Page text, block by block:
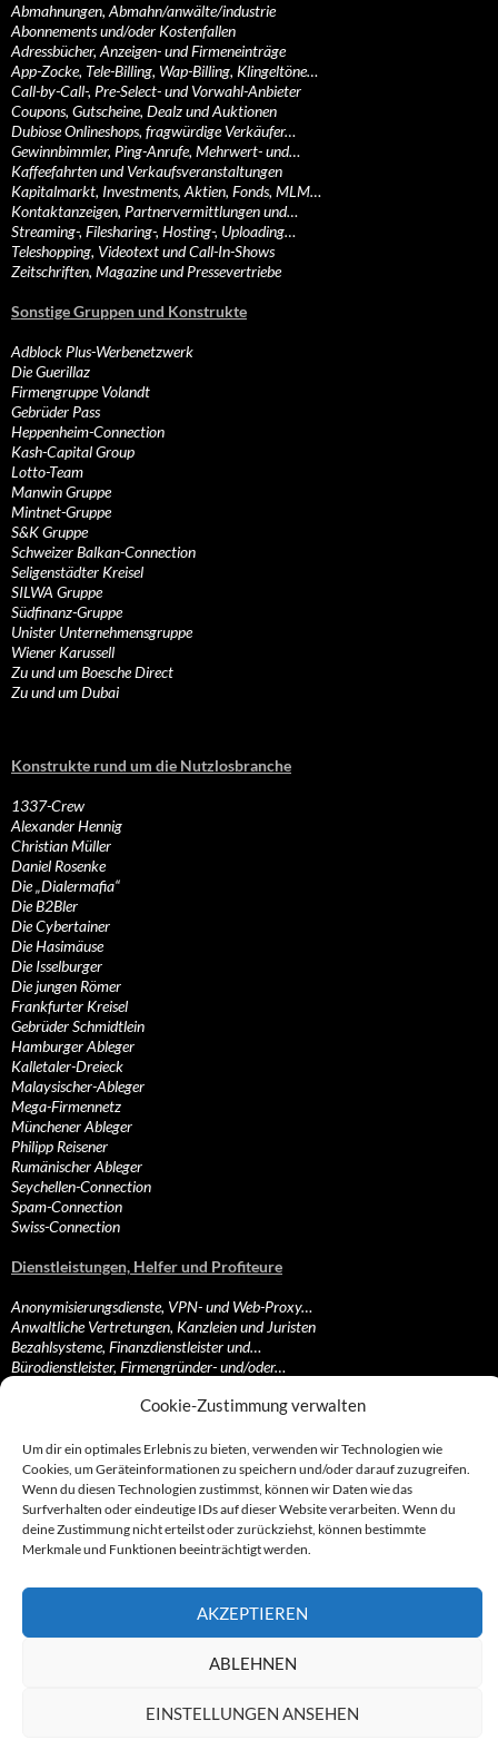
Cookie-Zustimmung verwalten
Um dir ein optimales Erlebnis zu bieten, verwenden wir Technologien wie
Cookies, um Geräteinformationen zu speichern und/oder darauf zuzugreifen.
Wenn du diesen Technologien zustimmst, können wir Daten wie das
Surfverhalten oder eindeutige IDs auf dieser Website verarbeiten. Wenn du
deine Zustimmung nicht erteilst oder zurückziehst, können bestimmte
Merkmale und Funktionen beeinträchtigt werden.
AKZEPTIEREN
ABLEHNEN
EINSTELLUNGEN ANSEHEN
Abmahnungen, Abmahn/anwälte/industrie
Abonnements und/oder Kostenfallen
Adressbücher, Anzeigen- und Firmeneinträge
App-Zocke, Tele-Billing, Wap-Billing, Klingeltöne…
Call-by-Call-, Pre-Select- und Vorwahl-Anbieter
Coupons, Gutscheine, Dealz und Auktionen
Dubiose Onlineshops, fragwürdige Verkäufer…
Gewinnbimmler, Ping-Anrufe, Mehrwert- und…
Kaffeefahrten und Verkaufsveranstaltungen
Kapitalmarkt, Investments, Aktien, Fonds, MLM…
Kontaktanzeigen, Partnervermittlungen und…
Streaming-, Filesharing-, Hosting-, Uploading…
Teleshopping, Videotext und Call-In-Shows
Zeitschriften, Magazine und Pressevertriebe
Sonstige Gruppen und Konstrukte
Adblock Plus-Werbenetzwerk
Die Guerillaz
Firmengruppe Volandt
Gebrüder Pass
Heppenheim-Connection
Kash-Capital Group
Lotto-Team
Manwin Gruppe
Mintnet-Gruppe
S&K Gruppe
Schweizer Balkan-Connection
Seligenstädter Kreisel
SILWA Gruppe
Südfinanz-Gruppe
Unister Unternehmensgruppe
Wiener Karussell
Zu und um Boesche Direct
Zu und um Dubai
Konstrukte rund um die Nutzlosbranche
1337-Crew
Alexander Hennig
Christian Müller
Daniel Rosenke
Die „Dialermafia“
Die B2Bler
Die Cybertainer
Die Hasimäuse
Die Isselburger
Die jungen Römer
Frankfurter Kreisel
Gebrüder Schmidtlein
Hamburger Ableger
Kalletaler-Dreieck
Malaysischer-Ableger
Mega-Firmennetz
Münchener Ableger
Philipp Reisener
Rumänischer Ableger
Seychellen-Connection
Spam-Connection
Swiss-Connection
Dienstleistungen, Helfer und Profiteure
Anonymisierungsdienste, VPN- und Web-Proxy…
Anwaltliche Vertretungen, Kanzleien und Juristen
Bezahlsysteme, Finanzdienstleister und…
Bürodienstleister, Firmengründer- und/oder…
Hosting, Routing, Provider, Domain-, Web- und…
Spieleanbieter, Online- und Browsergames
Onlinecasinos, Glücksspiele, Poker, Roulette & Co.
Partnerprogramme, Vertriebskanäle- und…
Telekommunikationsdienstleister, Internet…
Vereine, Verbände, Vereinigungen und Lobbyisten
Web-Rotlichtbezirk, Erotik- und XXX-Anbieter